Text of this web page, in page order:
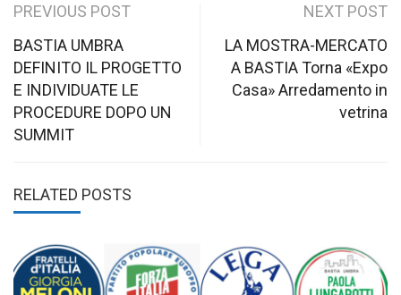
Post
navigation
PREVIOUS POST
BASTIA UMBRA
DEFINITO IL PROGETTO
E INDIVIDUATE LE
PROCEDURE DOPO UN
SUMMIT
NEXT POST
LA MOSTRA-MERCATO
A BASTIA Torna «Expo
Casa» Arredamento in
vetrina
RELATED POSTS